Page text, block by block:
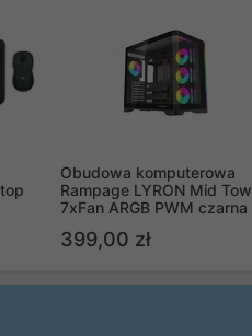
Obudowa komputerowa
Rampage LYRON Mid
7xFan ARGB PWM czarna
399,00 zł